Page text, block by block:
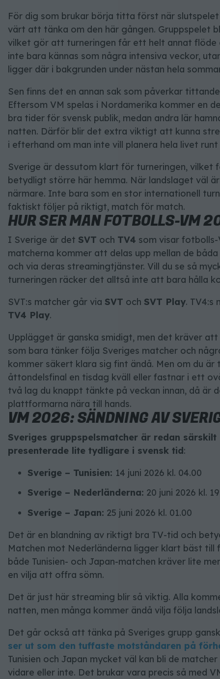
För dig som brukar börja titta först när
värt att tänka om den här gången. Gruppspelet
vilket gör att turneringen får ett helt annat flöde
inte bara kännas som några intensiva veckor,
ligger där i bakgrunden under nästan hela
Sen finns det en annan sak som påverkar
Eftersom VM spelas i Nordamerika kommer en
bra tider för svensk publik, medan andra lär
natten. Därför blir det extra viktigt att kunna
i efterhand om man inte vill planera hela livet
Sverige är dessutom klart för turneringen, vilket
betydligt större här hemma. När landslaget väl
närmare. Inte bara som en stor internationell
faktiskt följer på riktigt, match för match.
HUR SER MAN FOTBOLLS-VM
I Sverige är det SVT och TV4 som visar
matcherna kommer att delas upp mellan de
och via deras streamingtjänster. Vill du se så
turneringen räcker det alltså inte att bara hålla
SVT:s matcher går via SVT och SVT Play. TV4:s
TV4 Play.
Upplägget är ganska smidigt, men det kräver
som bara tänker följa Sveriges matcher och
kommer säkert klara sig fint ändå. Men om du är
åttondelsfinal en tisdag kväll eller fastnar i ett
två lag du knappt tänkte på veckan innan, då är
plattformarna nära till hands.
VM 2026: SÄNDNING AV
Sveriges gruppspelsmatcher är redan
presenterade lite tydligare i svensk tid:
Sverige – Tunisien: 14 juni 2026 kl. 04.00
Sverige – Nederländerna: 20 juni 2026 kl.
Sverige – Japan: 25 juni 2026 kl. 01.00
Det är en blandning av riktigt bra TV-tid och
Matchen mot Nederländerna ligger klart bäst till
både Tunisien- och Japan-matchen kräver lite
en vilja att offra sömn.
Det är just här streaming blir så viktig. Alla
natten, men många kommer ändå vilja följa
Det går också att tänka på Sveriges grupp
ser ut som den tuffaste motståndaren på
Tunisien och Japan mycket väl kan bli de
vidare eller inte. Det brukar vara precis så med